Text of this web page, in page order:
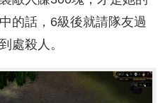
的話，6級後就請隊友過
處殺人。